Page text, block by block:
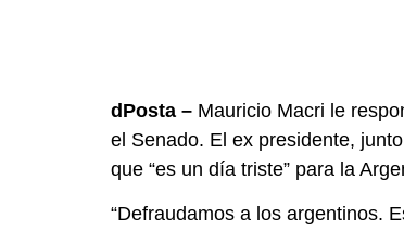
dPosta – Mauricio Macri le
el Senado. El ex presidente,
que “es un día triste” para la
“Defraudamos a los argentinos.